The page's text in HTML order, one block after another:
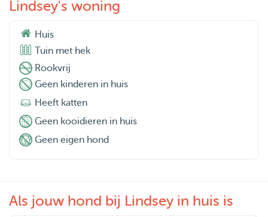
Lindsey's woning
Huis
Tuin met hek
Rookvrij
Geen kinderen in huis
Heeft katten
Geen kooidieren in huis
Geen eigen hond
Als jouw hond bij Lindsey in huis is